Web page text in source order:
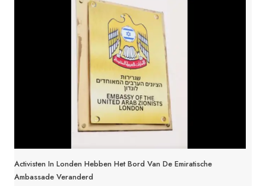
Activisten In Londen Hebben Het Bord Van De Emiratische
Ambassade Veranderd